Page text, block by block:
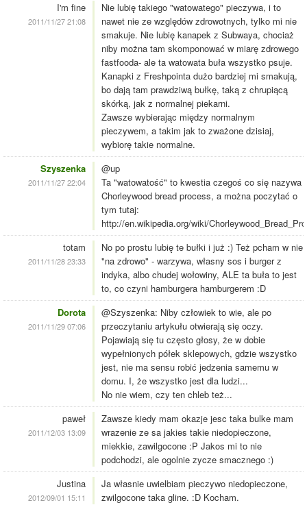
I'm fine
2011/11/27 21:08
Nie lubię takiego "watowatego" pieczywa, i to
nawet nie ze względów zdrowotnych, tylko mi nie
smakuje. Nie lubię kanapek z Subwaya, chociaż
niby można tam skomponować w miarę zdrowego
fastfooda- ale ta watowata buła wszystko psuje.
Kanapki z Freshpointa dużo bardziej mi smakują,
bo dają tam prawdziwą bułkę, taką z chrupiącą
skórką, jak z normalnej piekarni.
Zawsze wybierając między normalnym
pieczywem, a takim jak to zważone dzisiaj,
wybiorę takie normalne.
Szyszenka
2011/11/27 22:04
@up
Ta "watowatość" to kwestia czegoś co się nazywa
Chorleywood bread process, a można poczytać o
tym tutaj:
http://en.wikipedia.org/wiki/
totam
2011/11/28 23:33
No po prostu lubię te bułki i już :) Też pcham w nie
"na zdrowo" - warzywa, własny sos i burger z
indyka, albo chudej wołowiny, ALE ta buła to jest
to, co czyni hamburgera hamburgerem :D
Dorota
2011/11/29 07:06
@Szyszenka: Niby człowiek to wie, ale po
przeczytaniu artykułu otwierają się oczy.
Pojawiają się tu często głosy, że w dobie
wypełnionych półek sklepowych, gdzie wszystko
jest, nie ma sensu robić jedzenia samemu w
domu. I, że wszystko jest dla ludzi...
No nie wiem, czy ten chleb też...
paweł
2011/12/03 13:09
Zawsze kiedy mam okazje jesc taka bulke mam
wrazenie ze sa jakies takie niedopieczone,
miekkie, zawilgocone :P Jakos mi to nie
podchodzi, ale ogolnie zycze smacznego :)
Justina
2012/09/01 15:11
Ja własnie uwielbiam pieczywo niedopieczone,
zwilgocone taka gline. :D Kocham.